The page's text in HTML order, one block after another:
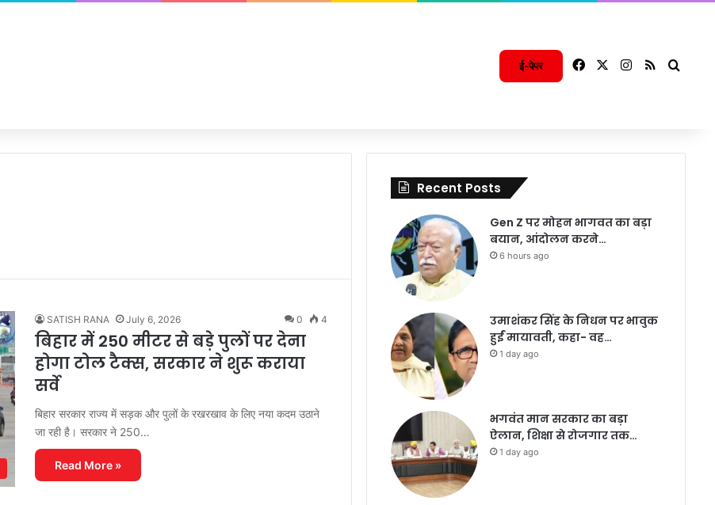
ई-पेपर FacebookInstagram
RSS
SATISH RANA July 6, 2026 0 4
बिहार में 250 मीटर से बड़े पुलों पर देना
होगा टोल टैक्स, सरकार ने शुरू कराया
सर्वे
बिहार सरकार राज्य में सड़क और पुलों के रखरखाव के लिए नया कदम उठाने
जा रही है। सरकार ने 250…
Read More »
Recent Posts
Gen Z पर मोहन भागवत का बड़ा
बयान, आंदोलन करने…
6 hours ago
उमाशंकर सिंह के निधन पर भावुक
हुईं मायावती, कहा- वह…
1 day ago
भगवंत मान सरकार का बड़ा
ऐलान, शिक्षा से रोजगार तक…
1 day ago